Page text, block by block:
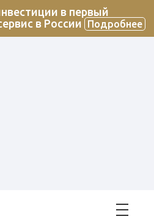
в первый
в России
Подробнее